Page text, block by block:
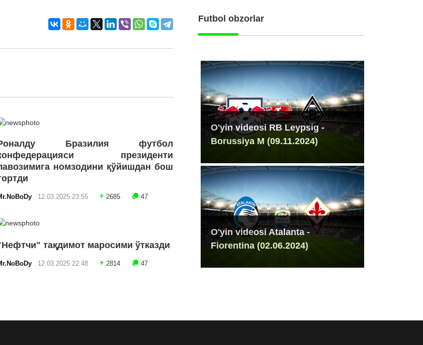
Бразилия футбол
президенти
номзодини қўйишдан бош
12.03.2025 23:55 2685 47
тақдимот маросими ўтказди
12.03.2025 22:48 2814 47
Futbol obzorlar
O'yin videosi RB Leypsig -
Borussiya M (09.11.2024)
O'yin videosi Atalanta -
Fiorentina (02.06.2024)